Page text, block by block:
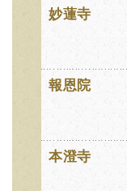
妙蓮寺
報恩院
本澄寺